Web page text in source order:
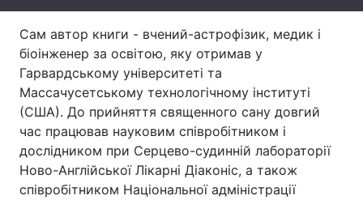
Тема оформлення
Сам автор книги - вчений-астрофізик, медик і
біоінженер за освітою, яку отримав у
Гарвардському університеті та
Массачусетському технологічному інституті
(США). До прийняття священного сану довгий
час працював науковим співробітником і
дослідником при Серцево-судинній лабораторії
Ново-Англійської Лікарні Діаконіс, а також
співробітником Національної адміністрації